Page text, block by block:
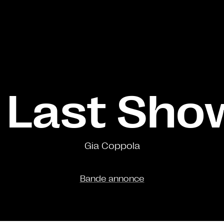
Gia Coppola
Bande annonce